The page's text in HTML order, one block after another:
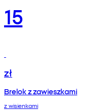
15
zł
Brelok z zawieszkami
z wisienkami